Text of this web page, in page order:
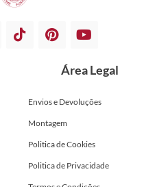
Área Legal
Envios e Devoluções
Montagem
Politica de Cookies
Politica de Privacidade